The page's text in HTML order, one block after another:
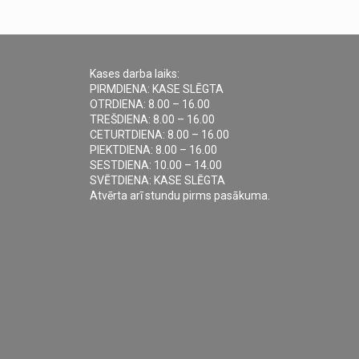
Kases darba laiks:
PIRMDIENA: KASE SLĒGTA
OTRDIENA: 8.00 – 16.00
TREŠDIENA: 8.00 – 16.00
CETURTDIENA: 8.00 – 16.00
PIEKTDIENA: 8.00 – 16.00
SESTDIENA: 10.00 – 14.00
SVĒTDIENA: KASE SLĒGTA
Atvērta arī stundu pirms pasākuma.